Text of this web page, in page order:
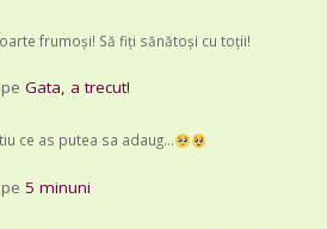
frumoși! Să fiți sănătoși cu toții!
peGata, a trecut!
ce as putea sa adaug...
pe 5 minuni